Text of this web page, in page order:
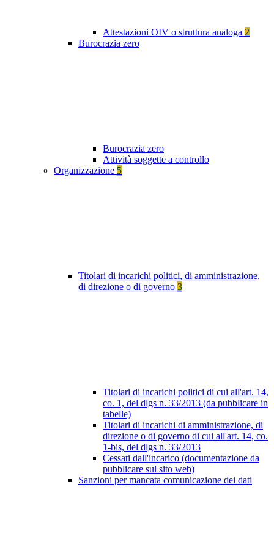
Attestazioni OIV o struttura analoga 2
Burocrazia zero
Burocrazia zero
Attività soggette a controllo
Organizzazione 5
Titolari di incarichi politici, di amministrazione,
di direzione o di governo 3
Titolari di incarichi politici di cui all'art. 14,
co. 1, del dlgs n. 33/2013 (da pubblicare in
tabelle)
Titolari di incarichi di amministrazione, di
direzione o di governo di cui all'art. 14, co.
1-bis, del dlgs n. 33/2013
Cessati dall'incarico (documentazione da
pubblicare sul sito web)
Sanzioni per mancata comunicazione dei dati